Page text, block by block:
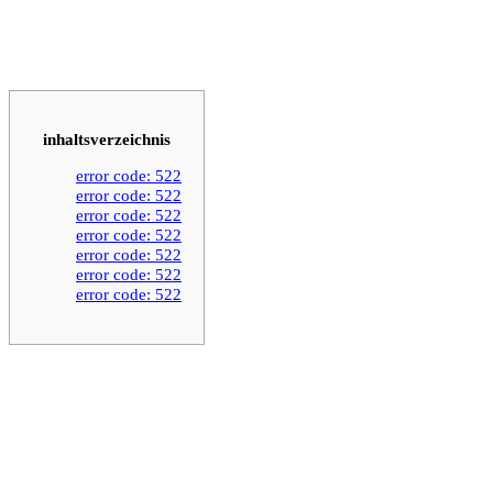
inhaltsverzeichnis
error code: 522
error code: 522
error code: 522
error code: 522
error code: 522
error code: 522
error code: 522